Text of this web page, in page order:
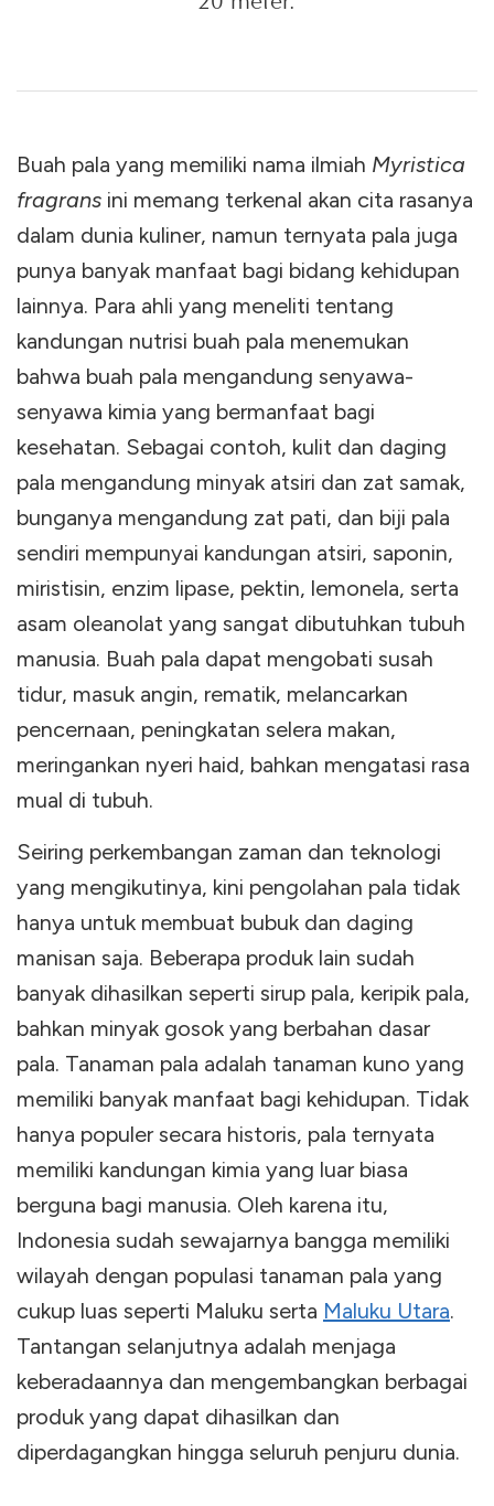
Buah pala yang memiliki nama ilmiah Myristica
fragrans ini memang terkenal akan cita rasanya
dalam dunia kuliner, namun ternyata pala juga
punya banyak manfaat bagi bidang kehidupan
lainnya. Para ahli yang meneliti tentang
kandungan nutrisi buah pala menemukan
bahwa buah pala mengandung senyawa-
senyawa kimia yang bermanfaat bagi
kesehatan. Sebagai contoh, kulit dan daging
pala mengandung minyak atsiri dan zat samak,
bunganya mengandung zat pati, dan biji pala
sendiri mempunyai kandungan atsiri, saponin,
miristisin, enzim lipase, pektin, lemonela, serta
asam oleanolat yang sangat dibutuhkan tubuh
manusia. Buah pala dapat mengobati susah
tidur, masuk angin, rematik, melancarkan
pencernaan, peningkatan selera makan,
meringankan nyeri haid, bahkan mengatasi rasa
mual di tubuh.
Seiring perkembangan zaman dan teknologi
yang mengikutinya, kini pengolahan pala tidak
hanya untuk membuat bubuk dan daging
manisan saja. Beberapa produk lain sudah
banyak dihasilkan seperti sirup pala, keripik pala,
bahkan minyak gosok yang berbahan dasar
pala. Tanaman pala adalah tanaman kuno yang
memiliki banyak manfaat bagi kehidupan. Tidak
hanya populer secara historis, pala ternyata
memiliki kandungan kimia yang luar biasa
berguna bagi manusia. Oleh karena itu,
Indonesia sudah sewajarnya bangga memiliki
wilayah dengan populasi tanaman pala yang
cukup luas seperti Maluku serta Maluku Utara.
Tantangan selanjutnya adalah menjaga
keberadaannya dan mengembangkan berbagai
produk yang dapat dihasilkan dan
diperdagangkan hingga seluruh penjuru dunia.